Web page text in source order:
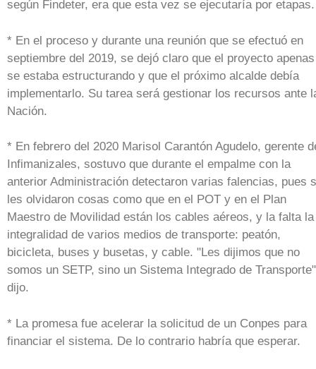
según Findeter, era que esta vez se ejecutaría por etapas.
* En el proceso y durante una reunión que se efectuó en
septiembre del 2019, se dejó claro que el proyecto apenas
se estaba estructurando y que el próximo alcalde debía
implementarlo. Su tarea será gestionar los recursos ante
Nación.
* En febrero del 2020 Marisol Carantón Agudelo, gerente
Infimanizales, sostuvo que durante el empalme con la
anterior Administración detectaron varias falencias, pues
les olvidaron cosas como que en el POT y en el Plan
Maestro de Movilidad están los cables aéreos, y la falta la
integralidad de varios medios de transporte: peatón,
bicicleta, buses y busetas, y cable. "Les dijimos que no
somos un SETP, sino un Sistema Integrado de
dijo.
* La promesa fue acelerar la solicitud de un Conpes para
financiar el sistema. De lo contrario habría que esperar.